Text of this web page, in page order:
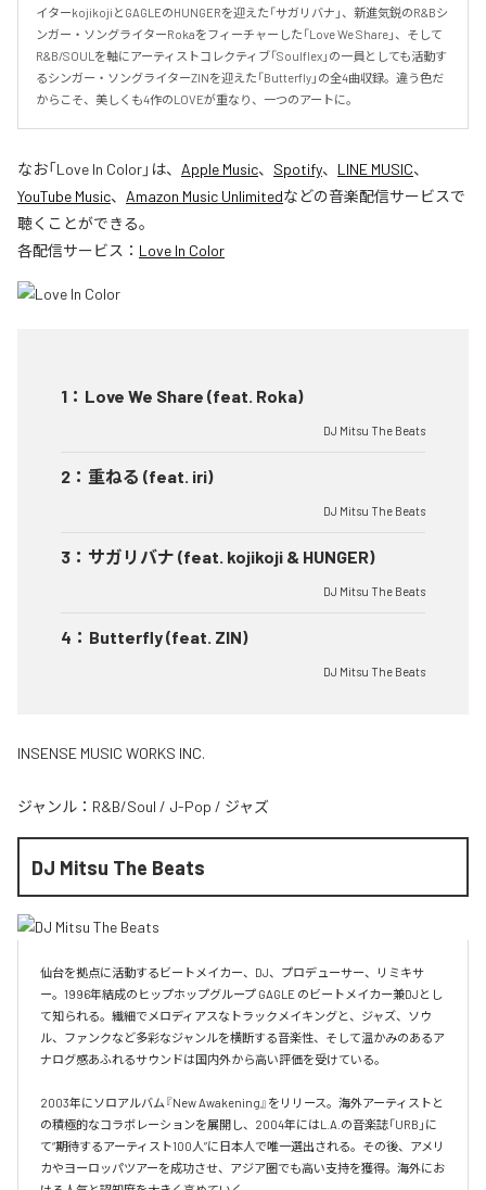
イターkojikojiとGAGLEのHUNGERを迎えた「サガリバナ」、新進気鋭のR&Bシ
ンガー・ソングライターRokaをフィーチャーした「Love We Share」、そして
R&B/SOULを軸にアーティストコレクティブ「Soulflex」の一員としても活動す
るシンガー・ソングライターZINを迎えた「Butterfly」の全4曲収録。違う色だ
からこそ、美しくも4作のLOVEが重なり、一つのアートに。
なお「Love In Color」は、 Apple Music、 Spotify、 LINE MUSIC、
YouTube Music、 Amazon Music Unlimitedなどの音楽配信サービスで
聴くことができる。
各配信サービス： Love In Color
1 ： Love We Share (feat. Roka)
DJ Mitsu The Beats
2 ： 重ねる (feat. iri)
DJ Mitsu The Beats
3 ： サガリバナ (feat. kojikoji & HUNGER)
DJ Mitsu The Beats
4 ： Butterfly (feat. ZIN)
DJ Mitsu The Beats
INSENSE MUSIC WORKS INC.
ジャンル： R&B/Soul / J-Pop / ジャズ
DJ Mitsu The Beats
仙台を拠点に活動するビートメイカー、DJ、プロデューサー、リミキサ
ー。1996年結成のヒップホップグループ GAGLE のビートメイカー兼DJとし
て知られる。繊細でメロディアスなトラックメイキングと、ジャズ、ソウ
ル、ファンクなど多彩なジャンルを横断する音楽性、そして温かみのあるア
ナログ感あふれるサウンドは国内外から高い評価を受けている。
2003年にソロアルバム『New Awakening』をリリース。海外アーティストと
の積極的なコラボレーションを展開し、2004年にはL.A.の音楽誌「URB」に
て“期待するアーティスト100人”に日本人で唯一選出される。その後、アメリ
カやヨーロッパツアーを成功させ、アジア圏でも高い支持を獲得。海外にお